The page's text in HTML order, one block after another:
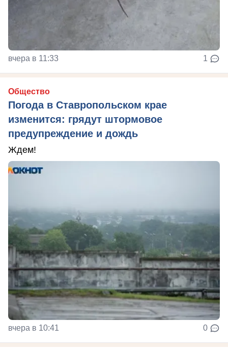
вчера в 11:33 1
Общество
Погода в Ставропольском крае
изменится: грядут штормовое
предупреждение и дождь
Ждем!
вчера в 10:41 0